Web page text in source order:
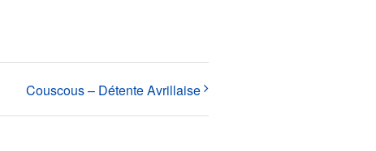
Couscous – Détente Avrillaise